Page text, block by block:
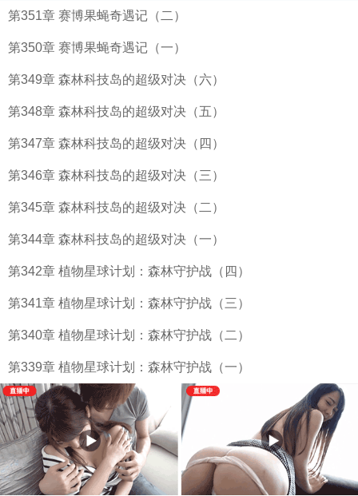
第351章 赛博果蝇奇遇记（二）
第350章 赛博果蝇奇遇记（一）
第349章 森林科技岛的超级对决（六）
第348章 森林科技岛的超级对决（五）
第347章 森林科技岛的超级对决（四）
第346章 森林科技岛的超级对决（三）
第345章 森林科技岛的超级对决（二）
第344章 森林科技岛的超级对决（一）
第342章 植物星球计划：森林守护战（四）
第341章 植物星球计划：森林守护战（三）
第340章 植物星球计划：森林守护战（二）
第339章 植物星球计划：森林守护战（一）